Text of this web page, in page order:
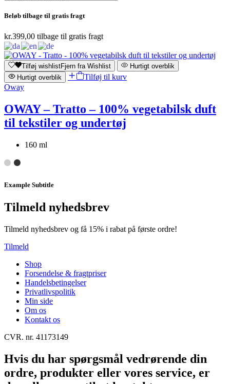
Beløb tilbage til gratis fragt
kr.399,00 tilbage til gratis fragt
Tilføj wishlistFjern fra Wishlist
Hurtigt overblik
Hurtigt overblik
Tilføj til kurv
Oway
OWAY – Tratto – 100% vegetabilsk duft
til tekstiler og undertøj
160 ml
Example Subtitle
Tilmeld nyhedsbrev
Tilmeld nyhedsbrev og få 15% i rabat på første ordre!
Tilmeld
Shop
Forsendelse & fragtpriser
Handelsbetingelser
Privatlivspolitik
Min side
Om os
Kontakt os
CVR. nr. 41173149
Hvis du har spørgsmål vedrørende din
ordre, produkter eller vores service, er